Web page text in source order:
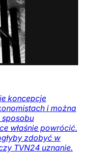
koncepcje
i można
sposobu
właśnie powrócić.
zdobyć w
TVN24 uznanie.